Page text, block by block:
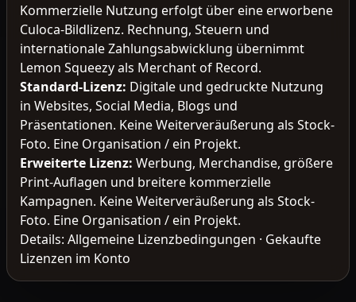
Kommerzielle Nutzung erfolgt über eine erworbene
Culoca-Bildlizenz. Rechnung, Steuern und
internationale Zahlungsabwicklung übernimmt
Lemon Squeezy als Merchant of Record.
Standard-Lizenz: Digitale und gedruckte Nutzung
in Websites, Social Media, Blogs und
Präsentationen. Keine Weiterveräußerung als Stock-
Foto. Eine Organisation / ein Projekt.
Erweiterte Lizenz: Werbung, Merchandise, größere
Print-Auflagen und breitere kommerzielle
Kampagnen. Keine Weiterveräußerung als Stock-
Foto. Eine Organisation / ein Projekt.
Details: Allgemeine Lizenzbedingungen · Gekaufte
Lizenzen im Konto